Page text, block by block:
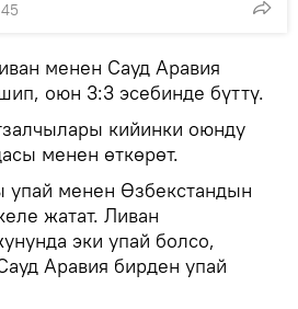
менен Сауд Аравия
оюн 3:3 эсебинде бүттү.
кийинки оюнду
менен өткөрөт.
упай менен Өзбекстандын
жатат. Ливан
эки упай болсо,
Аравия бирден упай